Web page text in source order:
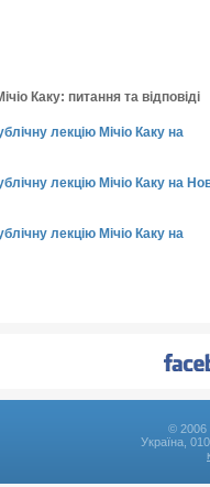
Каку: питання та відповіді
лекцію Мічіо Каку на
лекцію Мічіо Каку на
лекцію Мічіо Каку на
© 2006
Україна,